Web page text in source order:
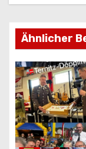
g
s
n
a
v
i
Ähnlicher